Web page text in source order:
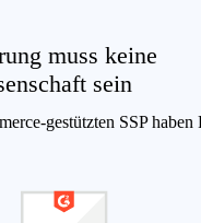
muss keine
sein
gestützten SSP